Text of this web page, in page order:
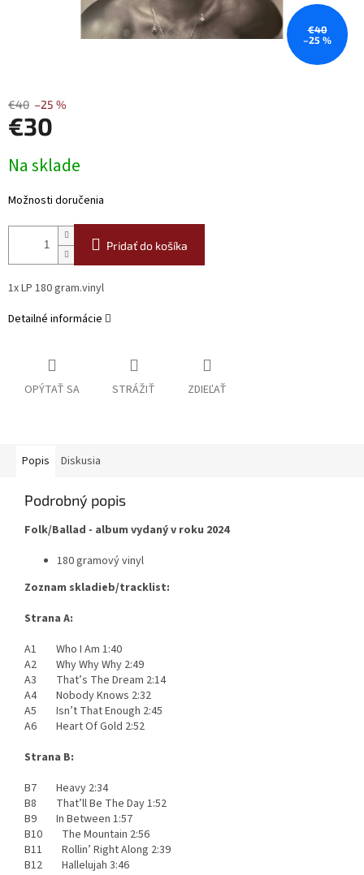
€40
–25 %
€40 –25 %
€30
cena:
Na sklade
Možnosti doručenia
Pridať do košíka
1x LP 180 gram.vinyl
Detailné informácie
OPÝTAŤ SA STRÁŽIŤ ZDIEĽAŤ
Popis Diskusia
Podrobný popis
Folk/Ballad - album vydaný v roku 2024
180 gramový vinyl
Zoznam skladieb/tracklist:
Strana A:
A1 Who I Am 1:40
A2 Why Why Why 2:49
A3 That’s The Dream 2:14
A4 Nobody Knows 2:32
A5 Isn’t That Enough 2:45
A6 Heart Of Gold 2:52
Strana B:
B7 Heavy 2:34
B8 That’ll Be The Day 1:52
B9 In Between 1:57
B10 The Mountain 2:56
B11 Rollin’ Right Along 2:39
B12 Hallelujah 3:46